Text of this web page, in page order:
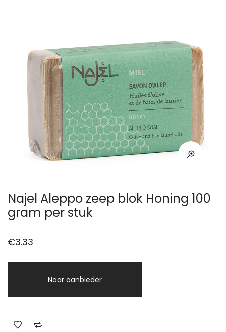
Najel Aleppo zeep blok Honing 100
gram per stuk
€3.33
Naar aanbieder